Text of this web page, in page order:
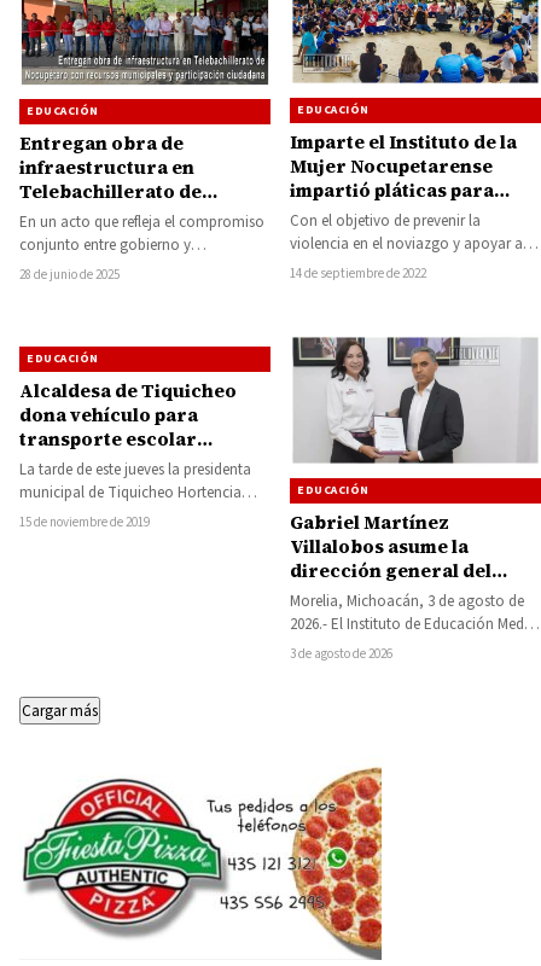
EDUCACIÓN
Entregan obra de
infraestructura en
Telebachillerato de
Nocupétaro con recursos
municipales y
participación ciudadana
En un acto que refleja el compromiso
conjunto entre gobierno y
ciudadanía, el presidente municipal de
28 de junio de 2025
EDUCACIÓN
Imparte el Instituto de la
Mujer Nocupetarense
impartió pláticas para
fomentar una cultura de
respeto y seguridad en las
relaciones de pareja
Con el objetivo de prevenir la
violencia en el noviazgo y apoyar a
las y los jóvenes, el…
14 de septiembre de 2022
EDUCACIÓN
Alcaldesa de Tiquicheo
dona vehículo para
transporte escolar
durante el aniversario del
CEMSaD 27 de Ceibas de
Trujillo
La tarde de este jueves la presidenta
municipal de Tiquicheo Hortencia
Sánchez Rodríguez, encabezó la
15 de noviembre de 2019
EDUCACIÓN
Gabriel Martínez
Villalobos asume la
dirección general del
Tecnológico de Huetamo
Morelia, Michoacán, 3 de agosto de
2026.- El Instituto de Educación Media
Superior y Superior del Estado de…
3 de agosto de 2026
Cargar más